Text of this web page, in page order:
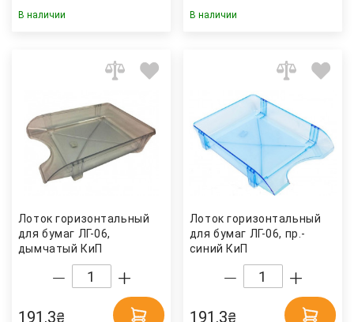
В наличии В наличии
Лоток горизонтальный
для бумаг ЛГ-06,
дымчатый КиП
191.3₴
Лоток горизонтальный
для бумаг ЛГ-06, пр.-
синий КиП
191.3₴